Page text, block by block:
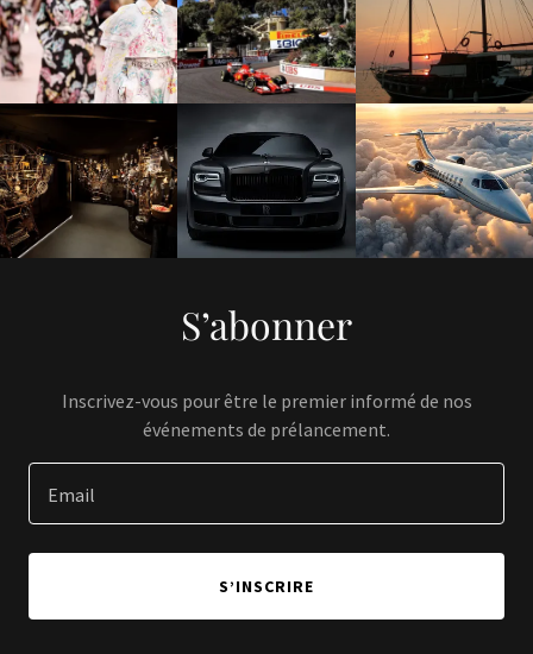
S’abonner
Inscrivez-vous pour être le premier informé de nos
événements de prélancement.
Email
S’INSCRIRE